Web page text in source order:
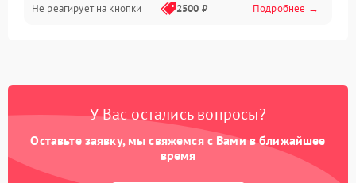
Не реагирует на кнопки 2500 ₽ Подробнее →
У Вас остались вопросы?
Оставьте заявку, мы свяжемся с Вами в ближайшее
время